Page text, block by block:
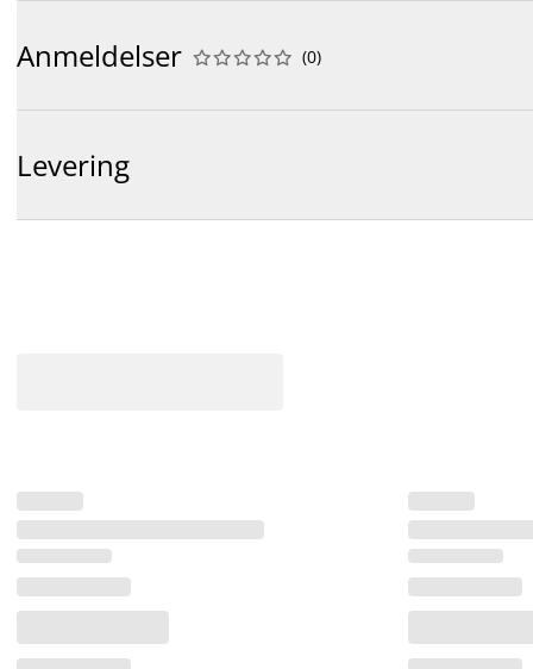
Anmeldelser 




 (0)
Levering